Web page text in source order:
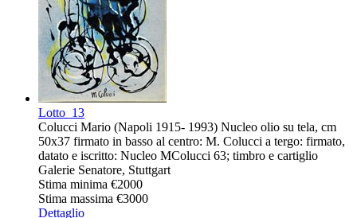
Lotto 13
Colucci Mario (Napoli 1915- 1993) Nucleo olio su tela, cm
50x37 firmato in basso al centro: M. Colucci a tergo: firmato,
datato e iscritto: Nucleo MColucci 63; timbro e cartiglio
Galerie Senatore, Stuttgart
Stima minima €2000
Stima massima €3000
Dettaglio